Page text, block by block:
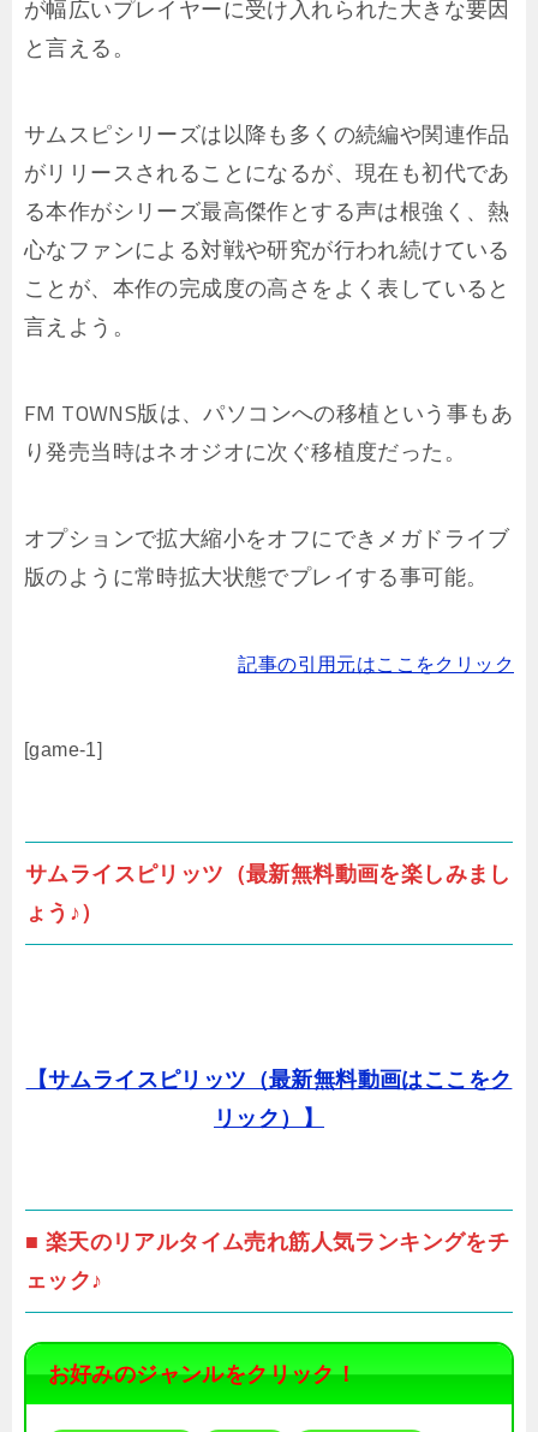
が幅広いプレイヤーに受け入れられた大きな要因
と言える。
サムスピシリーズは以降も多くの続編や関連作品
がリリースされることになるが、現在も初代であ
る本作がシリーズ最高傑作とする声は根強く、熱
心なファンによる対戦や研究が行われ続けている
ことが、本作の完成度の高さをよく表していると
言えよう。
FM TOWNS版は、パソコンへの移植という事もあ
り発売当時はネオジオに次ぐ移植度だった。
オプションで拡大縮小をオフにできメガドライブ
版のように常時拡大状態でプレイする事可能。
記事の引用元はここをクリック
[game-1]
サムライスピリッツ（最新無料動画を楽しみまし
ょう♪）
【サムライスピリッツ（最新無料動画はここをク
リック）】
■ 楽天のリアルタイム売れ筋人気ランキングをチ
ェック♪
お好みのジャンルをクリック！